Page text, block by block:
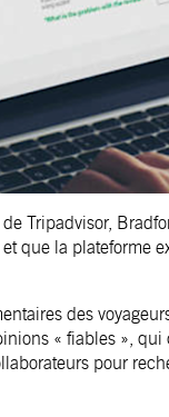
Tripadvisor,
que la plateforme
des
« fiables »,
pour